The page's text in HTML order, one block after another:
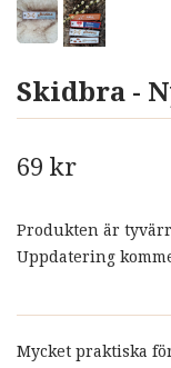
Skidbra -
69 kr
Produkten är
Uppdatering
Mycket praktiska